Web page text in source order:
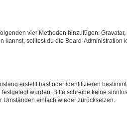
vier Methoden hinzufügen:
solltest du die Board-Administration
erstellt hast oder identifizieren
wurden. Bitte schreibe keine
einfach wieder zurücksetzen.